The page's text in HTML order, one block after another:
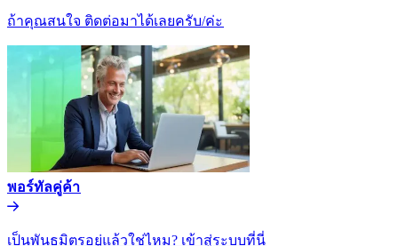
ถ้าคุณสนใจ ติดต่อมาได้เลยครับ/ค่ะ​​
พอร์ทัลคู่ค้า​​
เป็นพันธมิตรอยู่แล้วใช่ไหม? เข้าสู่ระบบที่นี่​​